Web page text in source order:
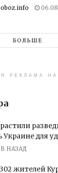
БОЛЬШЕ
РЕКЛАМА НА
для
НАЗАД
жителей